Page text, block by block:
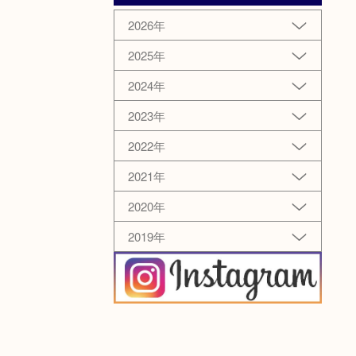
2026年
2025年
2024年
2023年
2022年
2021年
2020年
2019年